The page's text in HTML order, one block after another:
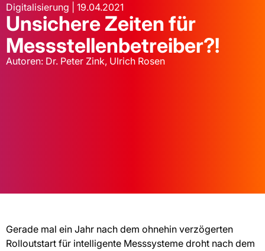
Digitalisierung | 19.04.2021
Unsichere Zeiten für
Messstellenbetreiber?!
Autoren: Dr. Peter Zink, Ulrich Rosen
Gerade mal ein Jahr nach dem ohnehin verzögerten
Rolloutstart für intelligente Messsysteme droht nach dem